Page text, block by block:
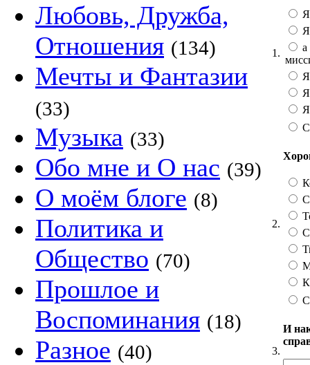
Любовь, Дружба,
Отношения (134)
Мечты и Фантазии
(33)
Музыка (33)
Обо мне и О нас (39)
О моём блоге (8)
Политика и
Общество (70)
Прошлое и
Воспоминания (18)
Разное (40)
1.
а
2.
3.
И